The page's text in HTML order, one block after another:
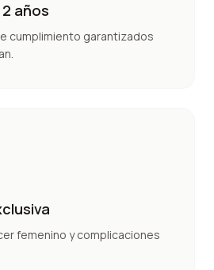
años
cumplimiento garantizados
femenino y complicaciones